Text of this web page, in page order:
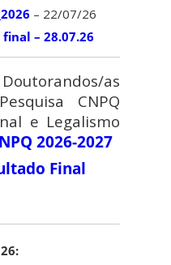
– 22/07/26
– 28.07.26
as
CNPQ
e Legalismo
2026-2027
Final